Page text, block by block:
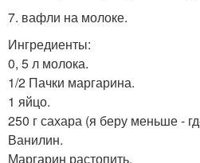
7. вафли на молоке.
Ингредиенты:
0, 5 л молока.
1/2 Пачки маргарина.
1 яйцо.
250 г сахара (я беру меньше -
Ванилин.
Маргарин растопить.